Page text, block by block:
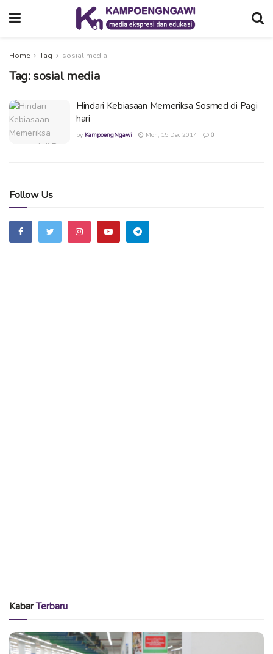
Home Tag sosial media
Tag:sosial media
Hindari Kebiasaan Memeriksa Sosmed di Pagi
hari
by KampoengNgawi Mon, 15 Dec 2014 0
Follow Us
KabarTerbaru